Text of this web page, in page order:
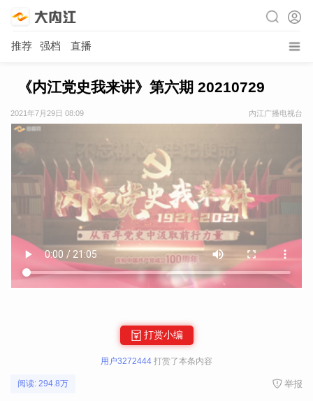
推荐 强档 直播
《内江党史我来讲》第六期 20210729
内江广播电视台
2021年7月29日 08:09
打赏小编
用户3272444 打赏了本条内容
阅读: 294.8万 举报